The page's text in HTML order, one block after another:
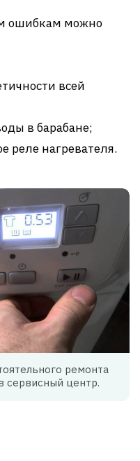
ошибкам можно
всей
в барабане;
реле нагревателя.
ремонта
сервисный центр.